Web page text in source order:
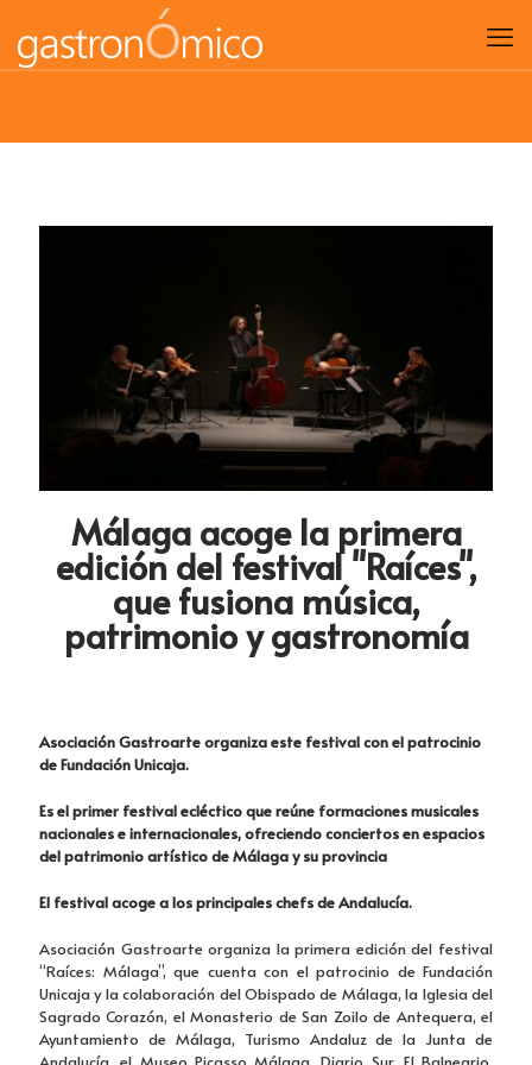
Málaga acoge la primera
edición del festival "Raíces",
que fusiona música,
patrimonio y gastronomía
Asociación Gastroarte organiza este festival con el patrocinio
de Fundación Unicaja.
Es el primer festival ecléctico que reúne formaciones musicales
nacionales e internacionales, ofreciendo conciertos en espacios
del patrimonio artístico de Málaga y su provincia
El festival acoge a los principales chefs de Andalucía.
Asociación Gastroarte organiza la primera edición del festival
“Raíces: Málaga”, que cuenta con el patrocinio de Fundación
Unicaja y la colaboración del Obispado de Málaga, la Iglesia del
Sagrado Corazón, el Monasterio de San Zoilo de Antequera, el
Ayuntamiento de Málaga, Turismo Andaluz de la Junta de